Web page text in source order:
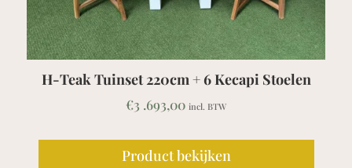
H-Teak Tuinset 220cm + 6 Kecapi Stoelen
€3 .693,00 incl. BTW
Product bekijken